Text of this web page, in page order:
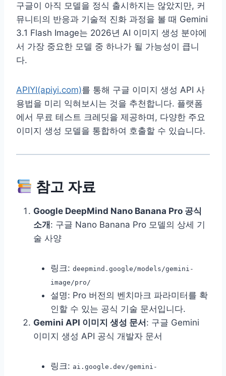
구글이 아직 모델을 정식 출시하지는 않았지만, 커
뮤니티의 반응과 기술적 진화 과정을 볼 때 Gemini
3.1 Flash Image는 2026년 AI 이미지 생성 분야에
서 가장 중요한 모델 중 하나가 될 가능성이 큽니
다.
APIYI(apiyi.com)를 통해 구글 이미지 생성 API 사
용법을 미리 익혀보시는 것을 추천합니다. 플랫폼
에서 무료 테스트 크레딧을 제공하며, 다양한 주요
이미지 생성 모델을 통합하여 호출할 수 있습니다.
참고 자료
Google DeepMind Nano Banana Pro 공식
소개 : 구글 Nano Banana Pro 모델의 상세 기
술 사양
링크: deepmind.google/models/gemini-
image/pro/
설명: Pro 버전의 벤치마크 파라미터를 확
인할 수 있는 공식 기술 문서입니다.
Gemini API 이미지 생성 문서 : 구글 Gemini
이미지 생성 API 공식 개발자 문서
링크: ai.google.dev/gemini-